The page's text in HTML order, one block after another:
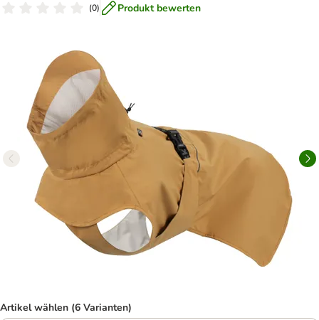
(0) Produkt bewerten
Artikel wählen (6 Varianten)